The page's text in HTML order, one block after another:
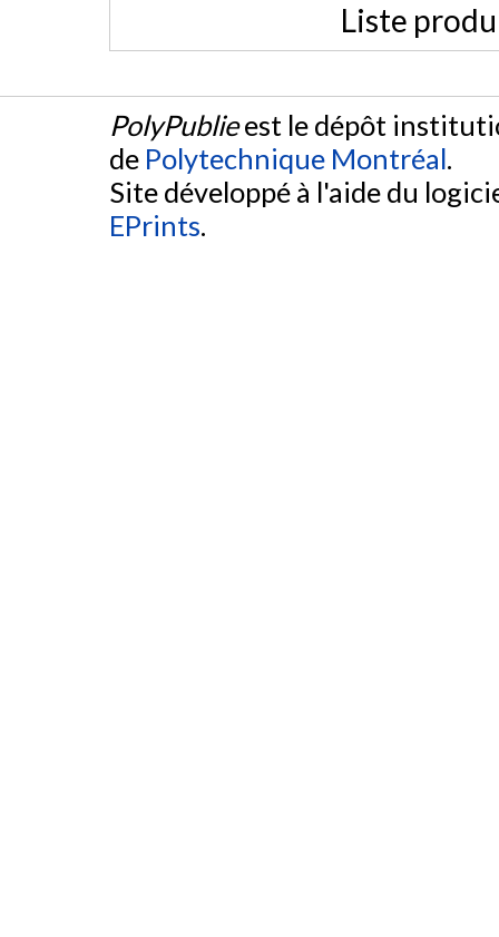
Liste
PolyPublieest le dépôt
de Polytechnique Montréal.
Site développé à l'aide du
EPrints.